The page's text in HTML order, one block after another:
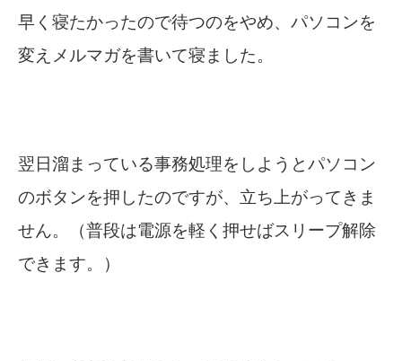
早く寝たかったので待つのをやめ、パソコンを
変えメルマガを書いて寝ました。
翌日溜まっている事務処理をしようとパソコン
のボタンを押したのですが、立ち上がってきま
せん。（普段は電源を軽く押せばスリープ解除
できます。）